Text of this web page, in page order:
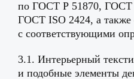
по ГОСТ Р 51870, ГОСТ
ГОСТ ISO 2424, а
с соответствующими
3.1. Интерьерный
и подобные элементы